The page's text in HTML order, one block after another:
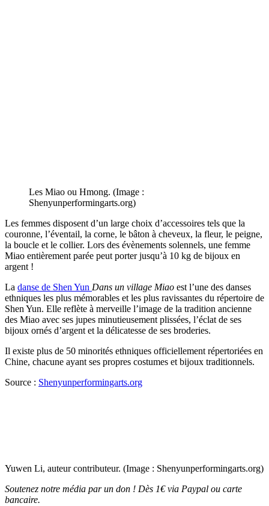
Les Miao ou Hmong. (Image :
Shenyunperformingarts.org)
Les femmes disposent d’un large choix d’accessoires tels que la
couronne, l’éventail, la corne, le bâton à cheveux, la fleur, le peigne,
la boucle et le collier. Lors des évènements solennels, une femme
Miao entièrement parée peut porter jusqu’à 10 kg de bijoux en
argent !
La danse de Shen Yun Dans un village Miao est l’une des danses
ethniques les plus mémorables et les plus ravissantes du répertoire de
Shen Yun. Elle reflète à merveille l’image de la tradition ancienne
des Miao avec ses jupes minutieusement plissées, l’éclat de ses
bijoux ornés d’argent et la délicatesse de ses broderies.
Il existe plus de 50 minorités ethniques officiellement répertoriées en
Chine, chacune ayant ses propres costumes et bijoux traditionnels.
Source : Shenyunperformingarts.org
Yuwen Li, auteur contributeur. (Image : Shenyunperformingarts.org)
Soutenez notre média par un don ! Dès 1€ via Paypal ou carte
bancaire.